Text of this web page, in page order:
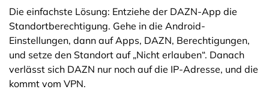
Die einfachste Lösung: Entziehe der DAZN-App die
Standortberechtigung. Gehe in die Android-
Einstellungen, dann auf Apps, DAZN, Berechtigungen,
und setze den Standort auf „Nicht erlauben“. Danach
verlässt sich DAZN nur noch auf die IP-Adresse, und die
kommt vom VPN.